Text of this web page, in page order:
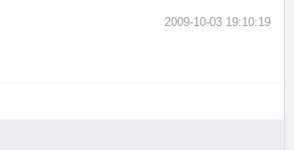
2009-10-03 19:10:19